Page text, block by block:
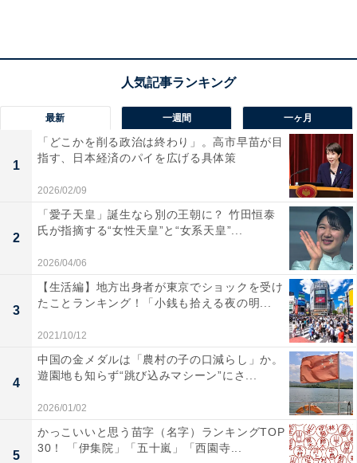
混雑が予想されることから、JR東日本では「振替輸送を
実施する路線のご利用や迂回乗車をお願いします」とし
振替輸送を行う路線は、以下の通り。
・東京メトロ全線
・都営地下鉄全線
・りんかい線（東京臨海高速鉄道）全線
・西武池袋線（池袋～所沢間）、西武新宿線（西武新宿
・東急鉄道東横線（渋谷～武蔵小杉間）、東急池上線全
線、東急大井町線（大井町～自由が丘間）、東急目黒線
（目黒～武蔵小杉間）、東急多摩川線全線
・京浜急行本線（泉岳寺～品川間）
最新 一週間 一ヶ月
1
「どこかを削る政治は終わり」。高市早苗が目
指す、日本経済のパイを広げる具体策
2026/02/09
2
「愛子天皇」誕生なら別の王朝に？ 竹田恒泰
氏が指摘する“女性天皇”と“女系天皇”...
2026/04/06
3
【生活編】地方出身者が東京でショックを受け
たことランキング！「小銭も拾える夜の明...
2021/10/12
4
中国の金メダルは「農村の子の口減らし」か。
遊園地も知らず“跳び込みマシーン”にさ...
2026/01/02
5
かっこいいと思う苗字（名字）ランキングTOP
30！ 「伊集院」「五十嵐」「西園寺...